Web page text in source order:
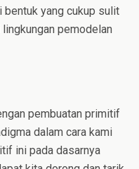
bentuk yang cukup sulit
pemodelan
pembuatan primitif
dalam cara kami
ini pada dasarnya